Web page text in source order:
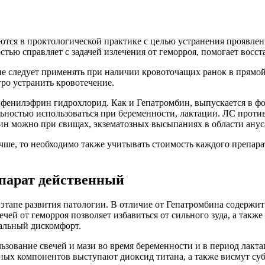
в проктологической практике с целью устранения
справляет с задачей излечения от геморроя, помогает
применять при наличии кровоточащих ранок в
устранить кровотечение.
гидрохлорид. Как и Гепатромбин, выпускается в
использоваться при беременности, лактации. ЛС
можно при свищах, экзематозных высыпаниях в области
то необходимо также учитывать стоимость каждого
действенный
развития патологии. В отличие от Гепатромбина
от геморроя позволяет избавиться от сильного зуда, а
дискомфорт.
свечей и мази во время беременности и в период
компонентов выступают диоксид титана, а также висмут